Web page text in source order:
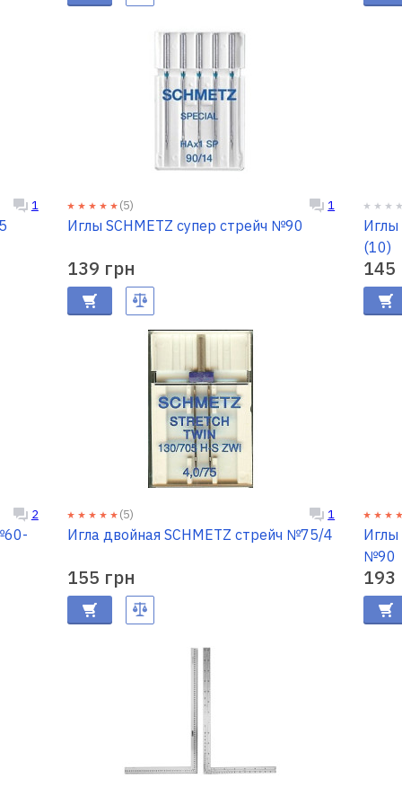
1 (5) 1
Иглы SCHMETZ супер стрейч №90
139 грн
Иглы
(10)
145
2 (5) 1
Игла двойная SCHMETZ стрейч №75/4
155 грн
Иглы
№90
193